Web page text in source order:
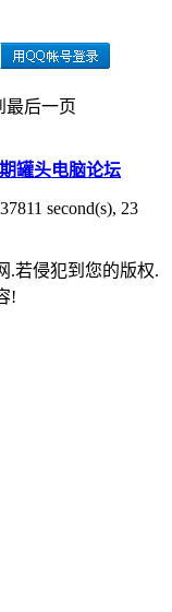
最后一页
罐头电脑论坛
second(s), 23
.若侵犯到您的版权.
!